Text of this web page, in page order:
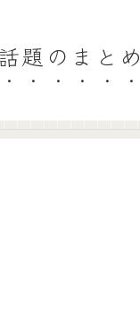
題のまとめ